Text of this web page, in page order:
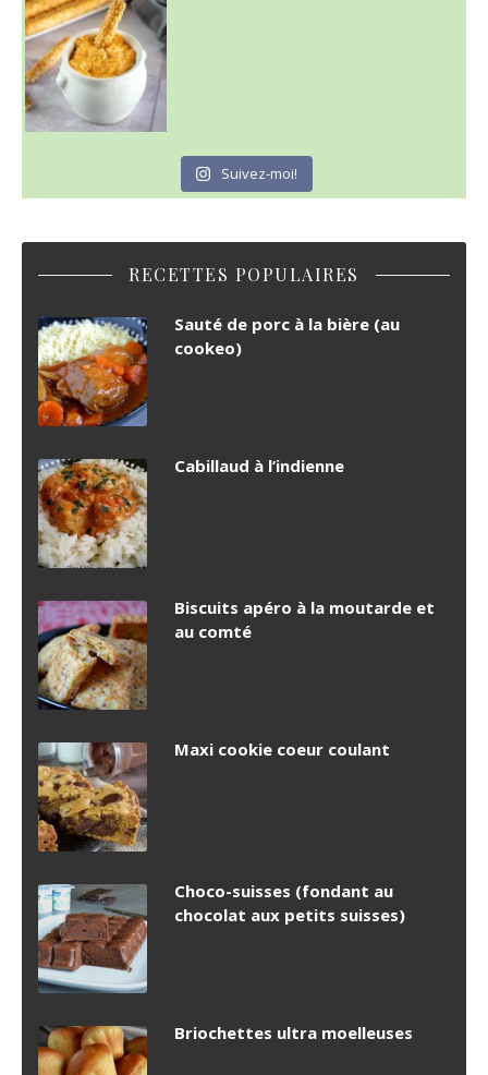
Suivez-moi!
RECETTES POPULAIRES
Sauté de porc à la bière (au
cookeo)
Cabillaud à l’indienne
Biscuits apéro à la moutarde et
au comté
Maxi cookie coeur coulant
Choco-suisses (fondant au
chocolat aux petits suisses)
Briochettes ultra moelleuses